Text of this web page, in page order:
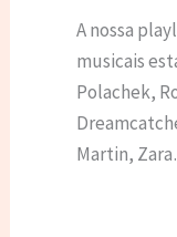
A nossa
musicais
Polachek,
Martin,